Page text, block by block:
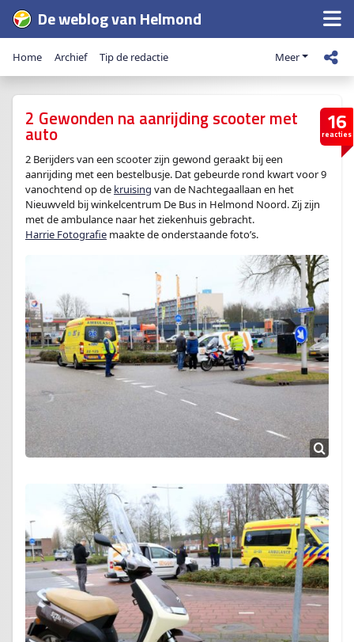
De weblog van Helmond
Home Archief Tip de redactie Meer
16
reacties
2 Gewonden na aanrijding scooter met
auto
2 Berijders van een scooter zijn gewond geraakt bij een
aanrijding met een bestelbusje. Dat gebeurde rond kwart voor 9
vanochtend op de kruising van de Nachtegaallaan en het
Nieuwveld bij winkelcentrum De Bus in Helmond Noord. Zij zijn
met de ambulance naar het ziekenhuis gebracht.
Harrie Fotografie maakte de onderstaande foto’s.